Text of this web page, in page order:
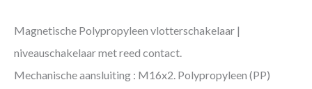
Magnetische Polypropyleen vlotterschakelaar |
niveauschakelaar met reed contact.
Mechanische aansluiting : M16x2. Polypropyleen (PP)